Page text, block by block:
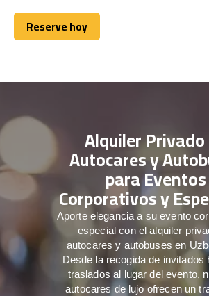
Reserve hoy
Reserve hoy
Alquiler
Autocares y
para Eventos
Corporativos y
Aporte elegancia a su evento
especial con el alquiler
autocares y autobuses en
Desde la recogida de invitados
traslados al lugar del evento,
autocares de lujo ofrecen un